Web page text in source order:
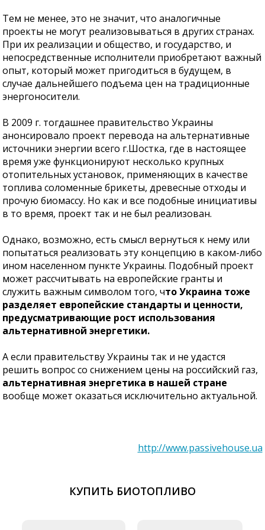
Тем не менее, это не значит, что аналогичные
проекты не могут реализовываться в других странах.
При их реализации и общество, и государство, и
непосредственные исполнители приобретают важный
опыт, который может пригодиться в будущем, в
случае дальнейшего подъема цен на традиционные
энергоносители.
В 2009 г. тогдашнее правительство Украины
анонсировало проект перевода на альтернативные
источники энергии всего г.Шостка, где в настоящее
время уже функционируют несколько крупных
отопительных установок, применяющих в качестве
топлива соломенные брикеты, древесные отходы и
прочую биомассу. Но как и все подобные инициативы
в то время, проект так и не был реализован.
Однако, возможно, есть смысл вернуться к нему или
попытаться реализовать эту концепцию в каком-либо
ином населенном пункте Украины. Подобный проект
может рассчитывать на европейские гранты и
служить важным символом того, что Украина тоже
разделяет европейские стандарты и ценности,
предусматривающие рост использования
альтернативной энергетики.
А если правительству Украины так и не удастся
решить вопрос со снижением цены на российский газ,
альтернативная энергетика в нашей стране
вообще может оказаться исключительно актуальной.
http://www.passivehouse.ua
КУПИТЬ БИОТОПЛИВО